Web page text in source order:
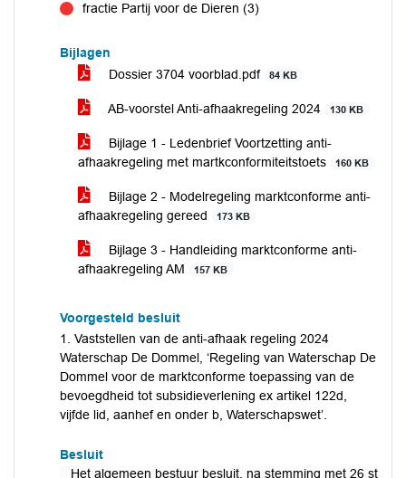
fractie Partij voor de Dieren (3)
Bijlagen
Dossier 3704 voorblad.pdf
84 KB
AB-voorstel Anti-afhaakregeling 2024 130 KB
Bijlage 1 - Ledenbrief Voortzetting anti-
afhaakregeling met martkconformiteitstoets
160 KB
Bijlage 2 - Modelregeling marktconforme anti-
afhaakregeling gereed
173 KB
Bijlage 3 - Handleiding marktconforme anti-
afhaakregeling AM
157 KB
Voorgesteld besluit
1. Vaststellen van de anti-afhaak regeling 2024
Waterschap De Dommel, ‘Regeling van Waterschap De
Dommel voor de marktconforme toepassing van de
bevoegdheid tot subsidieverlening ex artikel 122d,
vijfde lid, aanhef en onder b, Waterschapswet’.
Besluit
Het algemeen bestuur besluit, na stemming met 26